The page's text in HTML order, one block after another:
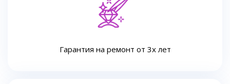
Гарантия на ремонт от 3х лет